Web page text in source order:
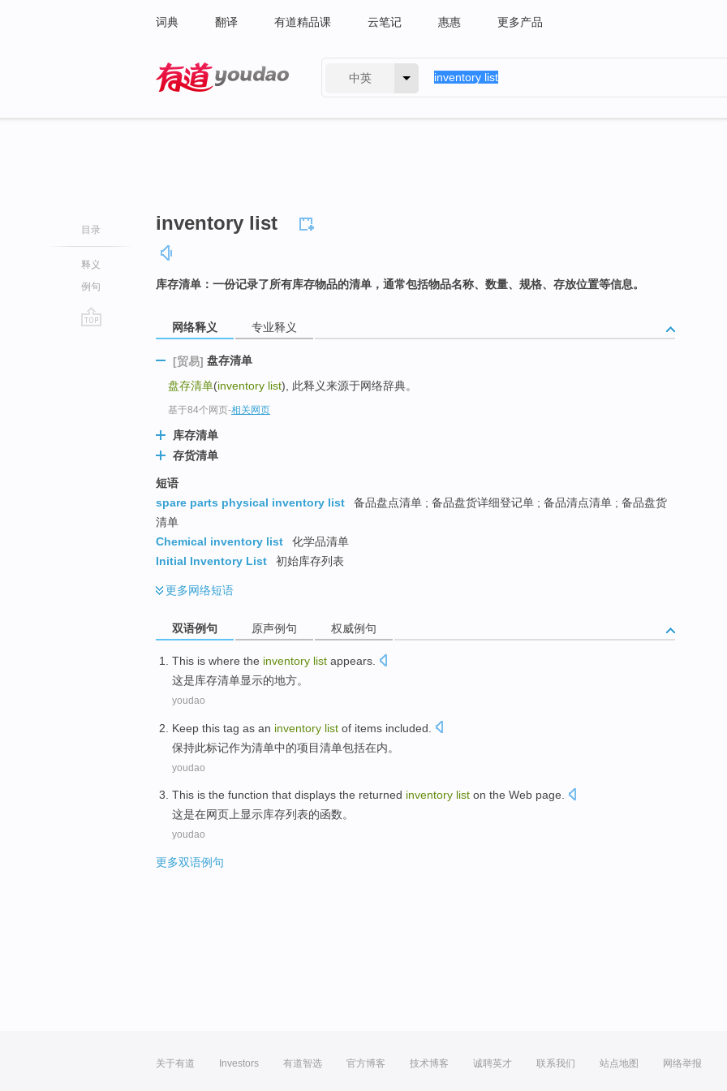
词典 翻译 有道精品课 云笔记 惠惠 更多产品
中英
目录
释义
例句
inventory list
库存清单：一份记录了所有库存物品的清单，通常包括物品名称、数量、规格、存放位置等信息。
网络释义 专业释义
[贸易] 盘存清单
盘存清单(inventory list), 此释义来源于网络辞典。
基于84个网页-相关网页
库存清单
存货清单
短语
spare parts physical inventory list
备品盘点清单 ; 备品盘货详细登记单 ; 备品清点清单 ; 备品盘货
清单
Chemical inventory list
化学品清单
Initial Inventory List
初始库存列表
更多网络短语
双语例句 原声例句 权威例句
This is where the inventory list appears
这是库存清单显示的地方。
youdao
Keep this tag as an inventory list of items included
保持此标记作为清单中的项目清单包括在内。
youdao
This is the function that displays the returned inventory list on the Web page.
这是在网页上显示库存列表的函数。
youdao
更多双语例句
关于有道 Investors 有道智选 官方博客 技术博客 诚聘英才 联系我们 站点地图 网络举报